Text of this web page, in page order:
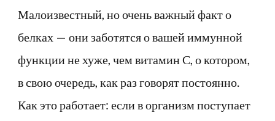
Малоизвестный, но очень важный факт о
белках — они заботятся о вашей иммунной
функции не хуже, чем витамин С, о котором,
в свою очередь, как раз говорят постоянно.
Как это работает: если в организм поступает